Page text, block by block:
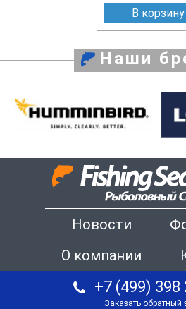
В корзину
Наши
Новости
О компании
+7 (499) 398
Заказать обратный